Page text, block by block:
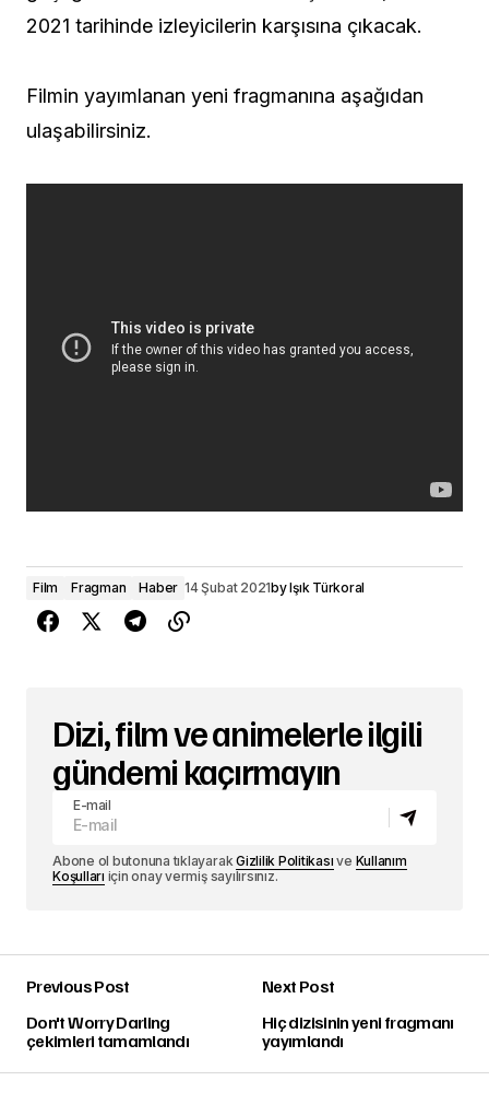
2021 tarihinde izleyicilerin karşısına çıkacak.
Filmin yayımlanan yeni fragmanına aşağıdan
ulaşabilirsiniz.
Film Fragman Haber 14 Şubat 2021byIşık Türkoral
Dizi, film ve animelerle ilgili
gündemi kaçırmayın
E-mail
Abone ol butonuna tıklayarakGizlilik Politikası ve Kullanım
Koşulları için onay vermiş sayılırsınız.
Previous Post
Don't Worry Darling
çekimleri tamamlandı
Next Post
Hiç dizisinin yeni fragmanı
yayımlandı